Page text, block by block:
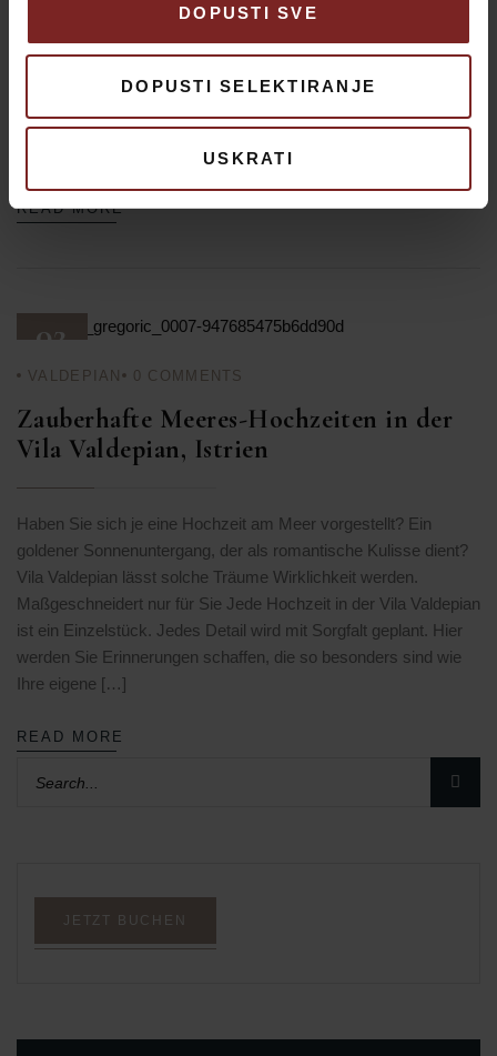
DOPUSTI SVE
DOPUSTI SELEKTIRANJE
USKRATI
Geschichte: Vom Kurort zum Zufluchtsort Baronin Anna Plochl,
die Frauenschwarmin von Erzherzog Johann und späteren
Die Villa wurde zu einem Kurort für Kinder, eingebettet neben
READ MORE
02
VALDEPIAN 0 COMMENTS
Zauberhafte Meeres-Hochzeiten in der
Vila Valdepian, Istrien
Haben Sie sich je eine Hochzeit am Meer vorgestellt? Ein
goldener Sonnenuntergang, der als romantische Kulisse dient?
Vila Valdepian lässt solche Träume Wirklichkeit werden.
Maßgeschneidert nur für Sie Jede Hochzeit in der Vila Valdepian
ist ein Einzelstück. Jedes Detail wird mit Sorgfalt geplant. Hier
werden Sie Erinnerungen schaffen, die so besonders sind wie
Ihre eigene […]
READ MORE
JETZT BUCHEN